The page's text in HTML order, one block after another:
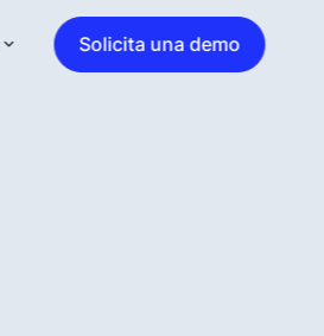
Solicita una demo